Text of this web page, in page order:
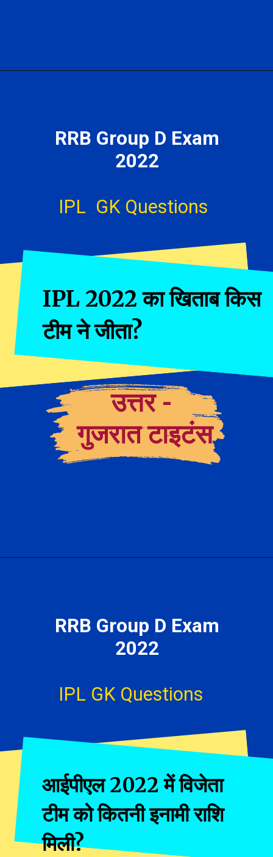
RRB Group D Exam
2022
IPL 2022 का खिताब किस
टीम ने जीता?
IPL GK Questions
उत्तर -
गुजरात टाइटंस
RRB Group D Exam
2022
आईपीएल 2022 में विजेता
टीम को कितनी इनामी राशि
मिली?
IPL GK Questions